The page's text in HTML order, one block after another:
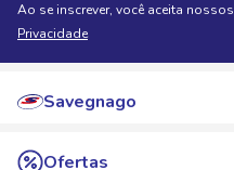
Ao se inscrever, você aceita nossos
Privacidade
Savegnago
Quem Somos
Ofertas